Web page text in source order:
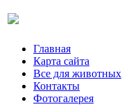
Главная
Карта сайта
Все для животных
Контакты
Фотогалерея